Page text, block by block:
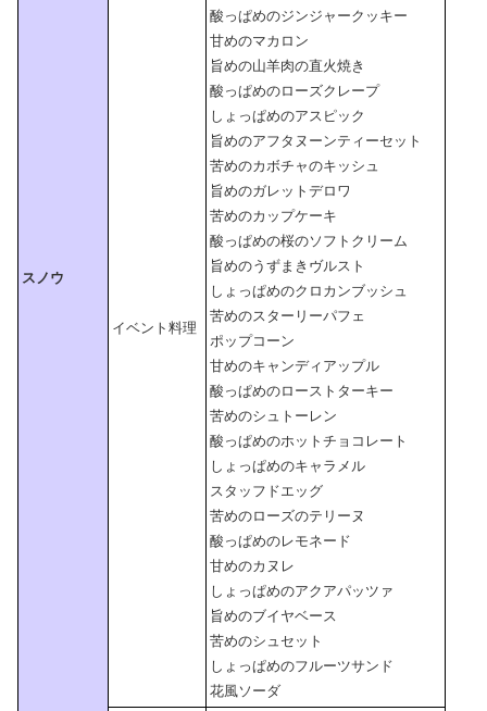
スノウ
イベント料理
酸っぱめのジンジャークッキー
甘めのマカロン
旨めの山羊肉の直火焼き
酸っぱめのローズクレープ
しょっぱめのアスピック
旨めのアフタヌーンティーセット
苦めのカボチャのキッシュ
旨めのガレットデロワ
苦めのカップケーキ
酸っぱめの桜のソフトクリーム
旨めのうずまきヴルスト
しょっぱめのクロカンブッシュ
苦めのスターリーパフェ
ポップコーン
甘めのキャンディアップル
酸っぱめのローストターキー
苦めのシュトーレン
酸っぱめのホットチョコレート
しょっぱめのキャラメル
スタッフドエッグ
苦めのローズのテリーヌ
酸っぱめのレモネード
甘めのカヌレ
しょっぱめのアクアパッツァ
旨めのブイヤベース
苦めのシュセット
しょっぱめのフルーツサンド
花風ソーダ